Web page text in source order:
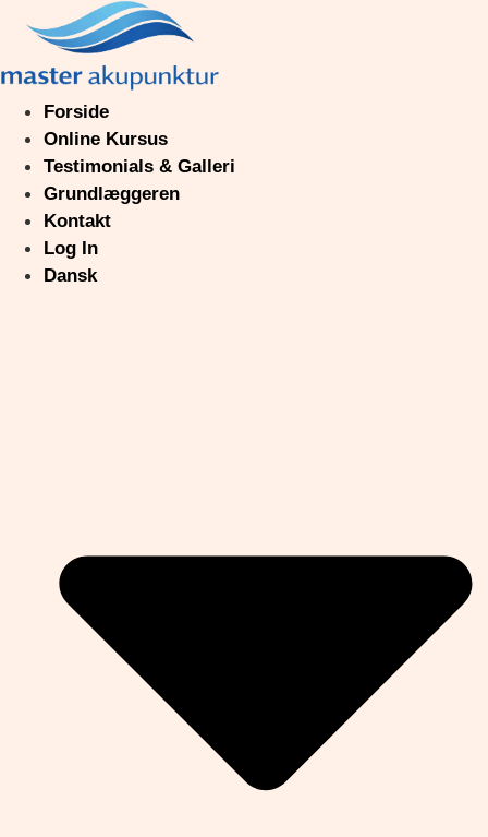
indhold
Forside
Online Kursus
Testimonials & Galleri
Grundlæggeren
Kontakt
Log In
Dansk